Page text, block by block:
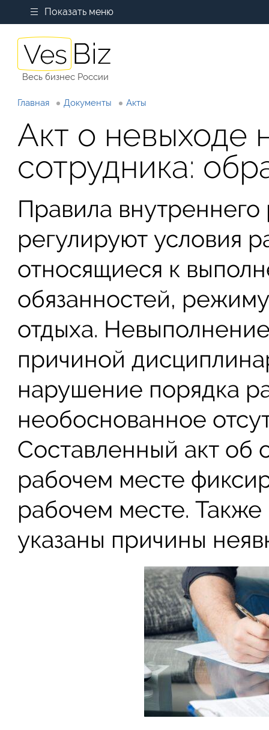
Показать меню
Весь бизнес России
Главная Документы Акты
Акт о невыходе
сотрудника:
Правила
регулируют условия
относящиеся к
обязанностей,
отдыха.
причиной
нарушение порядка
необоснованное
Составленный акт об
рабочем месте
рабочем месте.
указаны причины